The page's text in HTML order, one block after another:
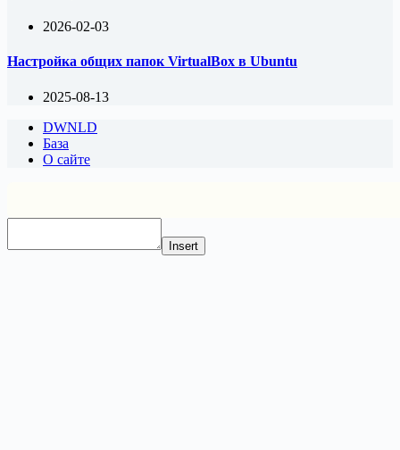
2026-02-03
Настройка общих папок VirtualBox в Ubuntu
2025-08-13
DWNLD
База
О сайте
Insert